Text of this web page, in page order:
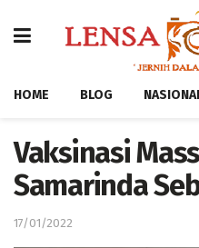
HOME BLOG
Vaksinasi
Samarinda
17/01/2022